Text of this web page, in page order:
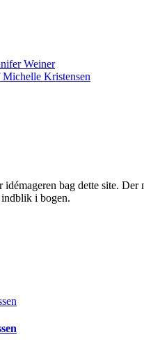
Weiner
Kristensen
bag dette site.
indblik i bogen.